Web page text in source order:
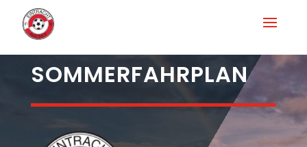
SOMMERFAHRPLAN